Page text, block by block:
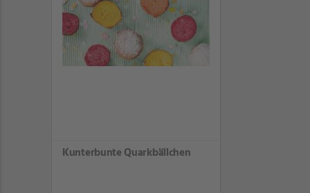
Kunterbunte Quarkbällchen